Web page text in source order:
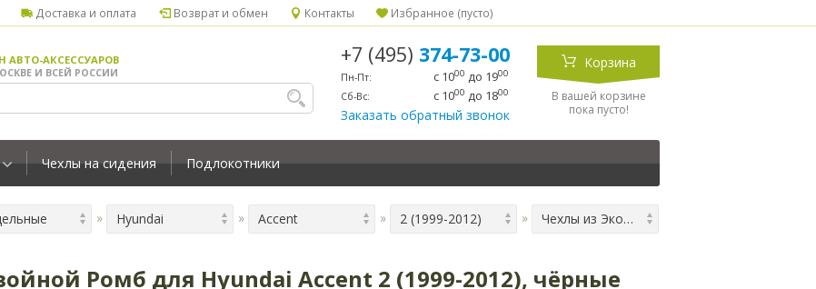
Доставка и оплата Возврат и обмен Контакты Избранное (пусто)
АВТО-АКСЕССУАРОВ
И ВСЕЙ РОССИИ
+7 (495) 374-73-00
Пн-Пт: с 1000 до 1900
Сб-Вс: с 1000 до 1800
Заказать обратный звонок
Корзина
В вашей корзине
пока пусто!
Чехлы на сидения Подлокотники
Hyundai Accent 2 (1999-2012) Чехлы из Экокожи Двойной Ромб для Hyundai Accent 2 (1999-2012), чёрные
Ромб для Hyundai Accent 2 (1999-2012), чёрные